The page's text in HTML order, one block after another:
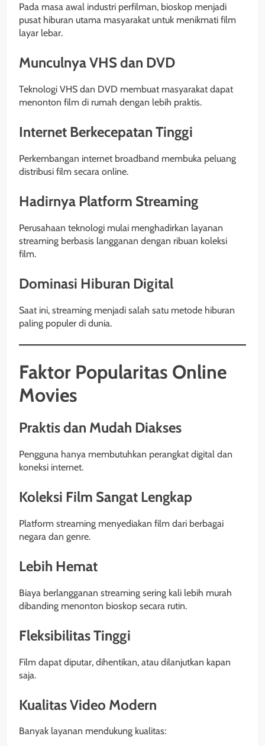
Pada masa awal industri perfilman, bioskop menjadi
pusat hiburan utama masyarakat untuk menikmati film
layar lebar.
Munculnya VHS dan DVD
Teknologi VHS dan DVD membuat masyarakat dapat
menonton film di rumah dengan lebih praktis.
Internet Berkecepatan Tinggi
Perkembangan internet broadband membuka peluang
distribusi film secara online.
Hadirnya Platform Streaming
Perusahaan teknologi mulai menghadirkan layanan
streaming berbasis langganan dengan ribuan koleksi
film.
Dominasi Hiburan Digital
Saat ini, streaming menjadi salah satu metode hiburan
paling populer di dunia.
Faktor Popularitas Online
Movies
Praktis dan Mudah Diakses
Pengguna hanya membutuhkan perangkat digital dan
koneksi internet.
Koleksi Film Sangat Lengkap
Platform streaming menyediakan film dari berbagai
negara dan genre.
Lebih Hemat
Biaya berlangganan streaming sering kali lebih murah
dibanding menonton bioskop secara rutin.
Fleksibilitas Tinggi
Film dapat diputar, dihentikan, atau dilanjutkan kapan
saja.
Kualitas Video Modern
Banyak layanan mendukung kualitas: